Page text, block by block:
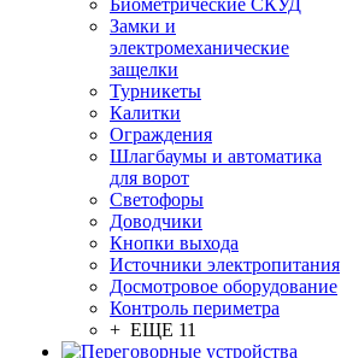
Биометрические СКУД
Замки и
электромеханические
защелки
Турникеты
Калитки
Ограждения
Шлагбаумы и автоматика
для ворот
Светофоры
Доводчики
Кнопки выхода
Источники электропитания
Досмотровое оборудование
Контроль периметра
+ ЕЩЕ 11